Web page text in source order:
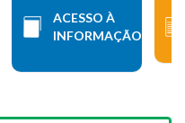
ACESSO À
INFORMAÇÃO